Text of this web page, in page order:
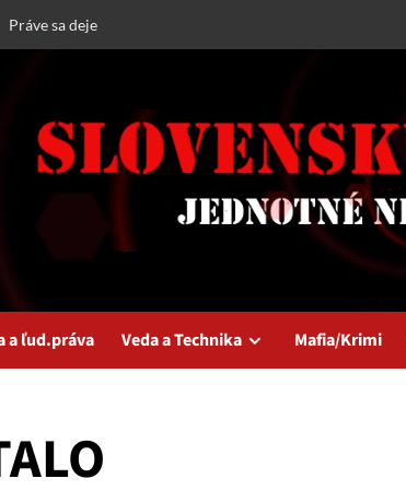
Práve sa deje
a ľud.práva Veda a Technika Mafia/Krimi